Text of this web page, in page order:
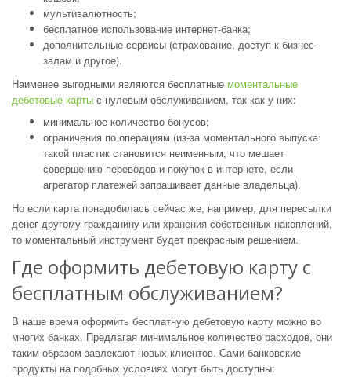
мультивалютность;
бесплатное использование интернет-банка;
дополнительные сервисы (страхование, доступ к бизнес-
залам и другое).
Наименее выгодными являются бесплатные моментальные
дебетовые карты с нулевым обслуживанием, так как у них:
минимальное количество бонусов;
ограничения по операциям (из-за моментального выпуска
такой пластик становится неименным, что мешает
совершению переводов и покупок в интернете, если
агрегатор платежей запрашивает данные владельца).
Но если карта понадобилась сейчас же, например, для пересылки
денег другому гражданину или хранения собственных накоплений,
то моментальный инструмент будет прекрасным решением.
Где оформить дебетовую карту с
бесплатным обслуживанием?
В наше время оформить бесплатную дебетовую карту можно во
многих банках. Предлагая минимальное количество расходов, они
таким образом завлекают новых клиентов. Сами банковские
продукты на подобных условиях могут быть доступны: